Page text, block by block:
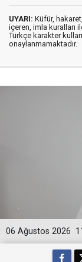
UYARI: Küfür,
içeren, imla kuralları
Türkçe karakter
onaylanmamaktadır.
06 Ağustos 2026